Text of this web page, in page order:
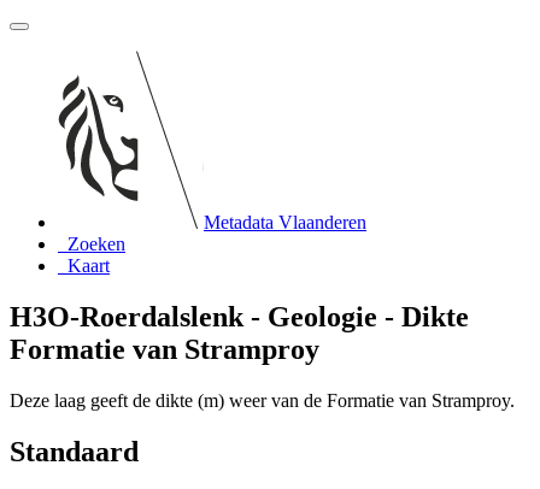
Metadata Vlaanderen
Zoeken
Kaart
H3O-Roerdalslenk - Geologie - Dikte
Formatie van Stramproy
Deze laag geeft de dikte (m) weer van de Formatie van Stramproy.
Standaard